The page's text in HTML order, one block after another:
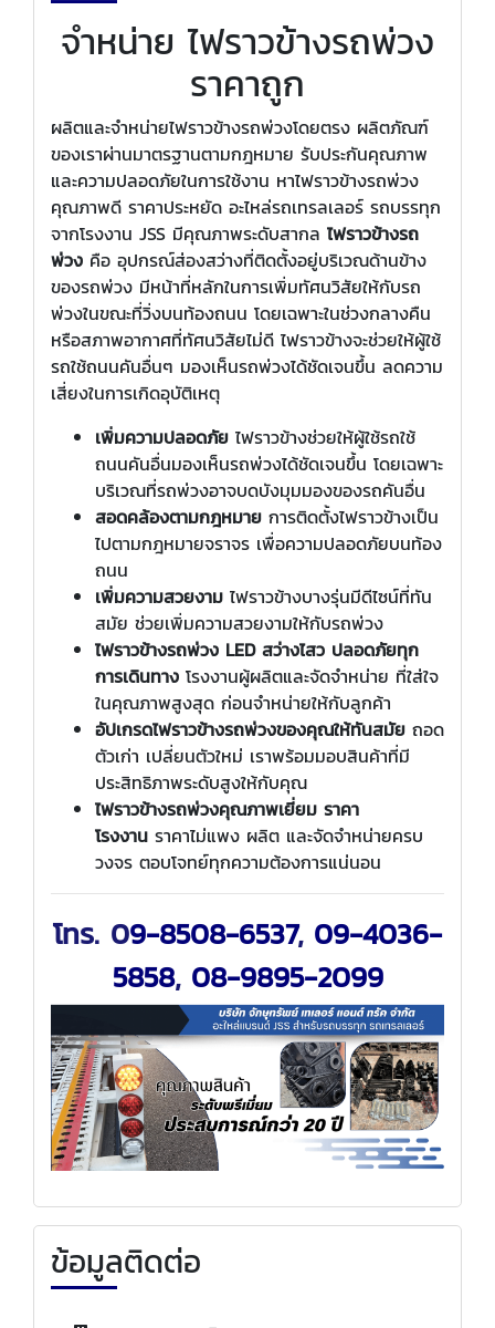
จำหน่าย ไฟราวข้างรถพ่วง
ราคาถูก
ผลิตและจำหน่ายไฟราวข้างรถพ่วงโดยตรง ผลิตภัณฑ์
ของเราผ่านมาตรฐานตามกฎหมาย รับประกันคุณภาพ
และความปลอดภัยในการใช้งาน หาไฟราวข้างรถพ่วง
คุณภาพดี ราคาประหยัด อะไหล่รถเทรลเลอร์ รถบรรทุก
จากโรงงาน JSS มีคุณภาพระดับสากล ไฟราวข้างรถ
พ่วง คือ อุปกรณ์ส่องสว่างที่ติดตั้งอยู่บริเวณด้านข้าง
ของรถพ่วง มีหน้าที่หลักในการเพิ่มทัศนวิสัยให้กับรถ
พ่วงในขณะที่วิ่งบนท้องถนน โดยเฉพาะในช่วงกลางคืน
หรือสภาพอากาศที่ทัศนวิสัยไม่ดี ไฟราวข้างจะช่วยให้ผู้ใช้
รถใช้ถนนคันอื่นๆ มองเห็นรถพ่วงได้ชัดเจนขึ้น ลดความ
เสี่ยงในการเกิดอุบัติเหตุ
เพิ่มความปลอดภัย ไฟราวข้างช่วยให้ผู้ใช้รถใช้
ถนนคันอื่นมองเห็นรถพ่วงได้ชัดเจนขึ้น โดยเฉพาะ
บริเวณที่รถพ่วงอาจบดบังมุมมองของรถคันอื่น
สอดคล้องตามกฎหมาย การติดตั้งไฟราวข้างเป็น
ไปตามกฎหมายจราจร เพื่อความปลอดภัยบนท้อง
ถนน
เพิ่มความสวยงาม ไฟราวข้างบางรุ่นมีดีไซน์ที่ทัน
สมัย ช่วยเพิ่มความสวยงามให้กับรถพ่วง
ไฟราวข้างรถพ่วง LED สว่างไสว ปลอดภัยทุก
การเดินทาง โรงงานผู้ผลิตและจัดจำหน่าย ที่ใส่ใจ
ในคุณภาพสูงสุด ก่อนจำหน่ายให้กับลูกค้า
อัปเกรดไฟราวข้างรถพ่วงของคุณให้ทันสมัย ถอด
ตัวเก่า เปลี่ยนตัวใหม่ เราพร้อมมอบสินค้าที่มี
ประสิทธิภาพระดับสูงให้กับคุณ
ไฟราวข้างรถพ่วงคุณภาพเยี่ยม ราคา
โรงงาน ราคาไม่แพง ผลิต และจัดจำหน่ายครบ
วงจร ตอบโจทย์ทุกความต้องการแน่นอน
โทร. 09-8508-6537, 09-4036-
5858, 08-9895-2099
ข้อมูลติดต่อ